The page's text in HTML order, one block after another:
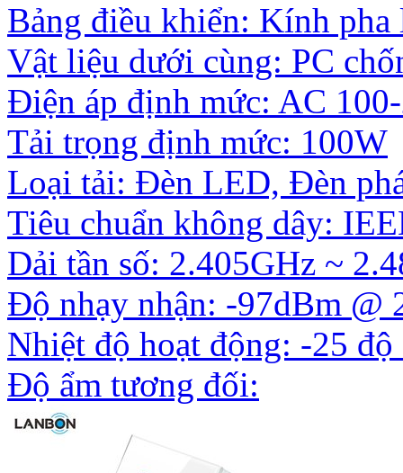
Bảng điều khiển: Kính pha
Vật liệu dưới cùng: PC
Điện áp định mức: AC
Tải trọng định mức: 100W
Loại tải: Đèn LED, Đèn
Tiêu chuẩn không dây:
Dải tần số: 2.405GHz ~
Độ nhạy nhận: -97dBm @
Nhiệt độ hoạt động: -25 độ
Độ ẩm tương đối: